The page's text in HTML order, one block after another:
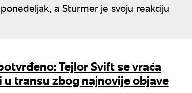
a Sturmer je svoju reakciju
Tejlor Svift se vraća
u transu zbog najnovije objave